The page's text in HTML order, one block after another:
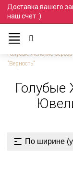
Доставка вашего
наш счет :)
Ювелирные украшения
Голубые Женские
"Верность"
Голубые